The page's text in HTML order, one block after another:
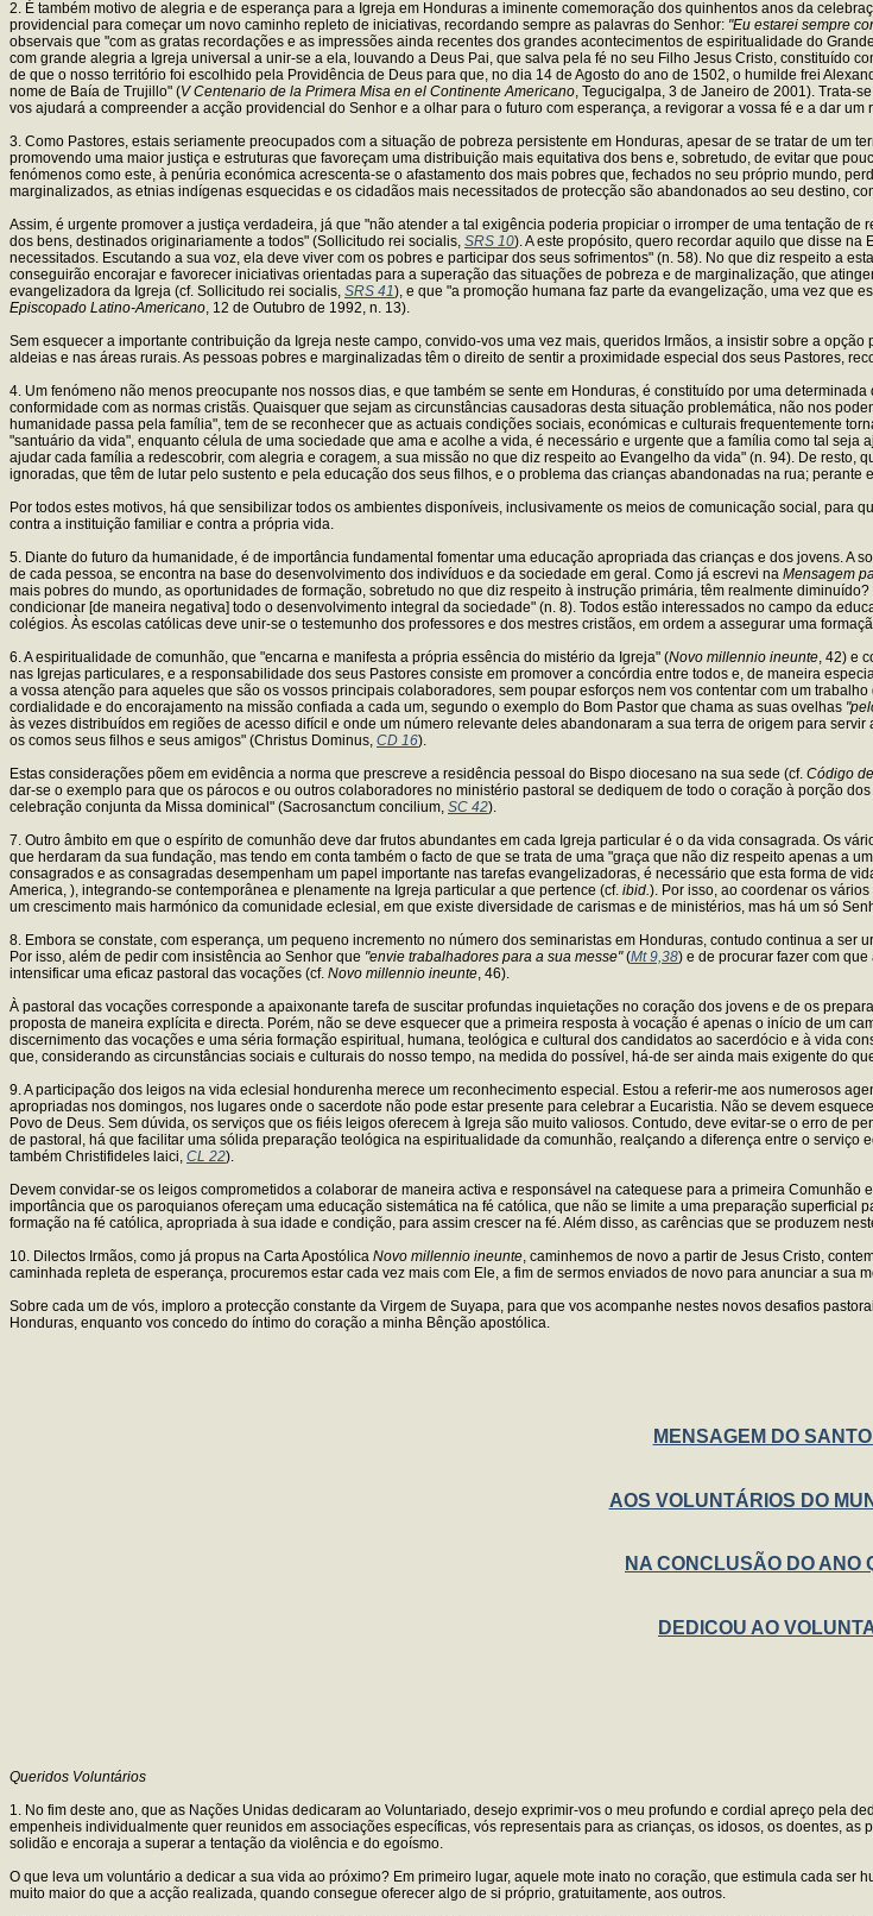
2. É também motivo de alegria e de esperança para a Igreja em Honduras a iminente comemoração dos quinhentos anos da
providencial para começar um novo caminho repleto de iniciativas, recordando sempre as palavras do Senhor: "Eu estarei sempre
observais que "com as gratas recordações e as impressões ainda recentes dos grandes acontecimentos de espiritualidade do
com grande alegria a Igreja universal a unir-se a ela, louvando a Deus Pai, que salva pela fé no seu Filho Jesus Cristo, constituído
de que o nosso território foi escolhido pela Providência de Deus para que, no dia 14 de Agosto do ano de 1502, o humilde frei
nome de Baía de Trujillo" (V Centenario de la Primera Misa en el Continente Americano , Tegucigalpa, 3 de Janeiro de 2001). Trata-
vos ajudará a compreender a acção providencial do Senhor e a olhar para o futuro com esperança, a revigorar a vossa fé e a dar
3. Como Pastores, estais seriamente preocupados com a situação de pobreza persistente em Honduras, apesar de se tratar de um
promovendo uma maior justiça e estruturas que favoreçam uma distribuição mais equitativa dos bens e, sobretudo, de evitar que
fenómenos como este, à penúria económica acrescenta-se o afastamento dos mais pobres que, fechados no seu próprio mundo,
marginalizados, as etnias indígenas esquecidas e os cidadãos mais necessitados de protecção são abandonados ao seu destino,
Assim, é urgente promover a justiça verdadeira, já que "não atender a tal exigência poderia propiciar o irromper de uma tentação
dos bens, destinados originariamente a todos" (Sollicitudo rei socialis, SRS 10). A este propósito, quero recordar aquilo que disse na
necessitados. Escutando a sua voz, ela deve viver com os pobres e participar dos seus sofrimentos" (n. 58). No que diz respeito a
conseguirão encorajar e favorecer iniciativas orientadas para a superação das situações de pobreza e de marginalização, que
evangelizadora da Igreja (cf. Sollicitudo rei socialis, SRS 41), e que "a promoção humana faz parte da evangelização, uma vez que
Episcopado Latino-Americano , 12 de Outubro de 1992, n. 13).
Sem esquecer a importante contribuição da Igreja neste campo, convido-vos uma vez mais, queridos Irmãos, a insistir sobre a
aldeias e nas áreas rurais. As pessoas pobres e marginalizadas têm o direito de sentir a proximidade especial dos seus Pastores,
4. Um fenómeno não menos preocupante nos nossos dias, e que também se sente em Honduras, é constituído por uma
conformidade com as normas cristãs. Quaisquer que sejam as circunstâncias causadoras desta situação problemática, não nos
humanidade passa pela família", tem de se reconhecer que as actuais condições sociais, económicas e culturais frequentemente
"santuário da vida", enquanto célula de uma sociedade que ama e acolhe a vida, é necessário e urgente que a família como tal
ajudar cada família a redescobrir, com alegria e coragem, a sua missão no que diz respeito ao Evangelho da vida" (n. 94). De
ignoradas, que têm de lutar pelo sustento e pela educação dos seus filhos, e o problema das crianças abandonadas na rua; perante
Por todos estes motivos, há que sensibilizar todos os ambientes disponíveis, inclusivamente os meios de comunicação social, para
contra a instituição familiar e contra a própria vida.
5. Diante do futuro da humanidade, é de importância fundamental fomentar uma educação apropriada das crianças e dos jovens.
de cada pessoa, se encontra na base do desenvolvimento dos indivíduos e da sociedade em geral. Como já escrevi na Mensagem
mais pobres do mundo, as oportunidades de formação, sobretudo no que diz respeito à instrução primária, têm realmente
condicionar [de maneira negativa] todo o desenvolvimento integral da sociedade" (n. 8). Todos estão interessados no campo da
colégios. Às escolas católicas deve unir-se o testemunho dos professores e dos mestres cristãos, em ordem a assegurar uma
6. A espiritualidade de comunhão, que "encarna e manifesta a própria essência do mistério da Igreja" (Novo millennio ineunte , 42) e
nas Igrejas particulares, e a responsabilidade dos seus Pastores consiste em promover a concórdia entre todos e, de maneira
a vossa atenção para aqueles que são os vossos principais colaboradores, sem poupar esforços nem vos contentar com um
cordialidade e do encorajamento na missão confiada a cada um, segundo o exemplo do Bom Pastor que chama as suas ovelhas
às vezes distribuídos em regiões de acesso difícil e onde um número relevante deles abandonaram a sua terra de origem para
os comos seus filhos e seus amigos" (Christus Dominus, CD 16).
Estas considerações põem em evidência a norma que prescreve a residência pessoal do Bispo diocesano na sua sede (cf. Código
dar-se o exemplo para que os párocos e ou outros colaboradores no ministério pastoral se dediquem de todo o coração à porção
celebração conjunta da Missa dominical" (Sacrosanctum concilium, SC 42).
7. Outro âmbito em que o espírito de comunhão deve dar frutos abundantes em cada Igreja particular é o da vida consagrada. Os
que herdaram da sua fundação, mas tendo em conta também o facto de que se trata de uma "graça que não diz respeito apenas a
consagrados e as consagradas desempenham um papel importante nas tarefas evangelizadoras, é necessário que esta forma de
America, ), integrando-se contemporânea e plenamente na Igreja particular a que pertence (cf. ibid. ). Por isso, ao coordenar os
um crescimento mais harmónico da comunidade eclesial, em que existe diversidade de carismas e de ministérios, mas há um só
8. Embora se constate, com esperança, um pequeno incremento no número dos seminaristas em Honduras, contudo continua a
Por isso, além de pedir com insistência ao Senhor que "envie trabalhadores para a sua messe"(Mt 9,38) e de procurar fazer com
intensificar uma eficaz pastoral das vocações (cf. Novo millennio ineunte , 46).
À pastoral das vocações corresponde a apaixonante tarefa de suscitar profundas inquietações no coração dos jovens e de os
proposta de maneira explícita e directa. Porém, não se deve esquecer que a primeira resposta à vocação é apenas o início de um
discernimento das vocações e uma séria formação espiritual, humana, teológica e cultural dos candidatos ao sacerdócio e à vida
que, considerando as circunstâncias sociais e culturais do nosso tempo, na medida do possível, há-de ser ainda mais exigente do
9. A participação dos leigos na vida eclesial hondurenha merece um reconhecimento especial. Estou a referir-me aos numerosos
apropriadas nos domingos, nos lugares onde o sacerdote não pode estar presente para celebrar a Eucaristia. Não se devem
Povo de Deus. Sem dúvida, os serviços que os fiéis leigos oferecem à Igreja são muito valiosos. Contudo, deve evitar-se o erro de
de pastoral, há que facilitar uma sólida preparação teológica na espiritualidade da comunhão, realçando a diferença entre o
também Christifideles laici, CL 22).
Devem convidar-se os leigos comprometidos a colaborar de maneira activa e responsável na catequese para a primeira
importância que os paroquianos ofereçam uma educação sistemática na fé católica, que não se limite a uma preparação
formação na fé católica, apropriada à sua idade e condição, para assim crescer na fé. Além disso, as carências que se produzem
10. Dilectos Irmãos, como já propus na Carta Apostólica Novo millennio ineunte , caminhemos de novo a partir de Jesus Cristo,
caminhada repleta de esperança, procuremos estar cada vez mais com Ele, a fim de sermos enviados de novo para anunciar a sua
Sobre cada um de vós, imploro a protecção constante da Virgem de Suyapa, para que vos acompanhe nestes novos desafios
Honduras, enquanto vos concedo do íntimo do coração a minha Bênção apostólica.
MENSAGEM DO
AOS VOLUNTÁRIOS DO
NA CONCLUSÃO DO ANO
DEDICOU AO
Queridos Voluntários
1. No fim deste ano, que as Nações Unidas dedicaram ao Voluntariado, desejo exprimir-vos o meu profundo e cordial apreço pela
empenheis individualmente quer reunidos em associações específicas, vós representais para as crianças, os idosos, os doentes,
solidão e encoraja a superar a tentação da violência e do egoísmo.
O que leva um voluntário a dedicar a sua vida ao próximo? Em primeiro lugar, aquele mote inato no coração, que estimula cada
muito maior do que a acção realizada, quando consegue oferecer algo de si próprio, gratuitamente, aos outros.